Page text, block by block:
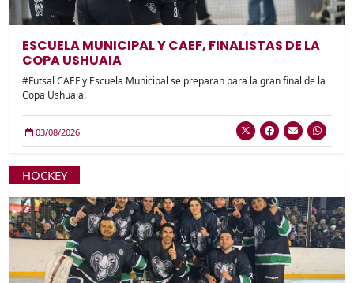
ESCUELA MUNICIPAL Y CAEF, FINALISTAS DE LA
COPA USHUAIA
#Futsal CAEF y Escuela Municipal se preparan para la gran final de la
Copa Ushuaia.
03/08/2026
HOCKEY